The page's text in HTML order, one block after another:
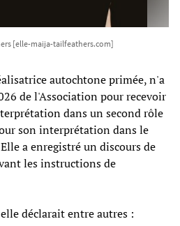
[elle-maija-tailfeathers.com]
autochtone primée, n'a
de l'Association pour recevoir
dans un second rôle
son interprétation dans le
a enregistré un discours de
les instructions de
déclarait entre autres :